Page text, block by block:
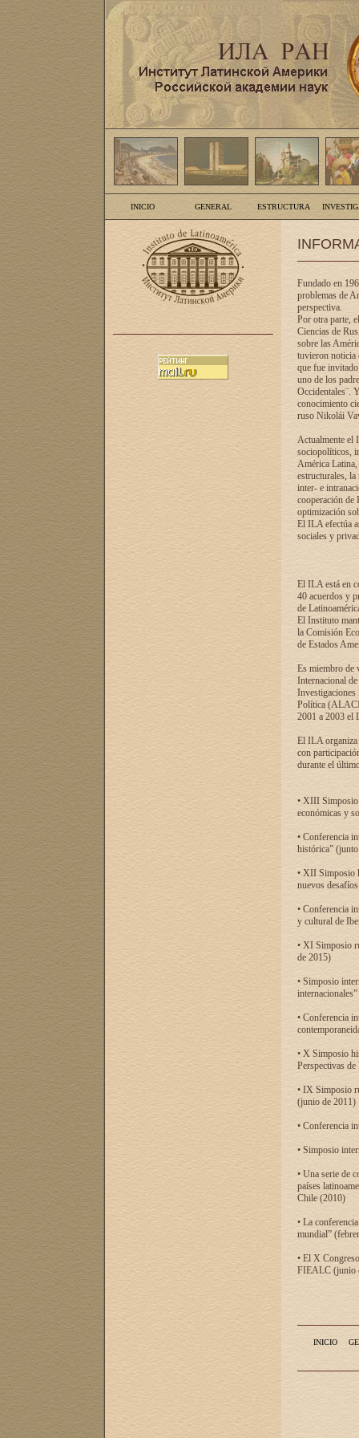
INICIO GENERAL ESTRUCTURA
Fundado en
problemas de
perspectiva.
Por otra parte,
Ciencias de
sobre las
tuvieron noticia
que fue
uno de los
Occidentales¨.
conocimiento
ruso Nikolái
Actualmente el
sociopolíticos,
América Latina,
estructurales,
inter- e
cooperación de
optimización
El ILA efectúa
sociales y
El ILA está en
40 acuerdos y
de
El Instituto
la Comisión
de Estados
Es miembro de
Internacional
Investigaciones
Política
2001 a 2003 el
El ILA organiza
con
durante el
• XIII Simposio
económicas y
• Conferencia
histórica”
• XII Simposio
nuevos
• Conferencia
y cultural de
• XI Simposio
de 2015)
• Simposio
• Conferencia
• X Simposio
Perspectivas
• IX Simposio
(junio de 2011)
• Conferencia
• Simposio
• Una serie de
países
Chile (2010)
• La
mundial”
• El X
FIEALC (junio
INICIO